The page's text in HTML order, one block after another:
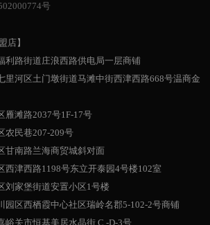
号
店】
利路街道庄浪西路供电局一层商铺
里河区土门墩街道马滩中街西津西路668号温商金
雁滩路2037号1F-17号
农民巷207-209号
甘南路兰海商贸城斜对面
西津西路1198号东立开泰园4号楼102室
刘家堡街道安置小区1号楼
园区西栖霞中心社区瑞岭名郡5-102-2号商铺
峪关市恒基美居水晶街 C -D-3号